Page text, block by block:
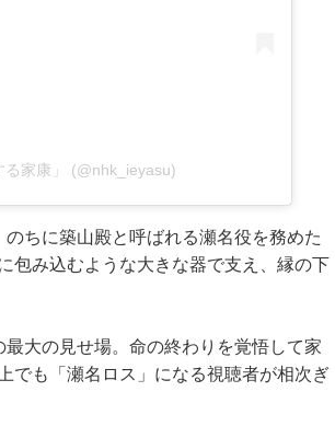
家康」 (@nhk_ieyasu)
ちに築山殿と呼ばれる瀬名役を務めた
包み込むような大きな器で支え、縁の下
大の見せ場。命の終わりを覚悟して家
でも「瀬名ロス」になる視聴者が相次ぎ